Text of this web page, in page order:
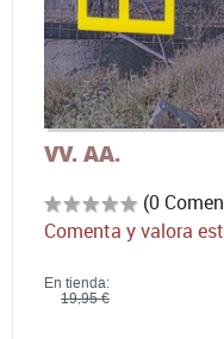
VV. AA.
(0
Comenta y valora
En tienda:
19,95 €